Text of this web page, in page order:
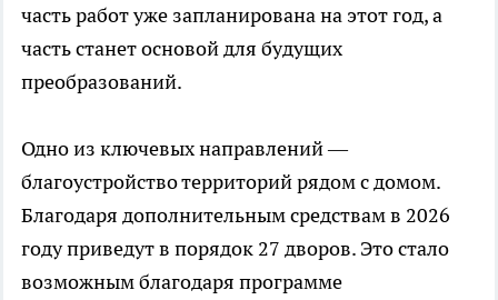
часть работ уже запланирована на этот год, а
часть станет основой для будущих
преобразований.
Одно из ключевых направлений —
благоустройство территорий рядом с домом.
Благодаря дополнительным средствам в 2026
году приведут в порядок 27 дворов. Это стало
возможным благодаря программе